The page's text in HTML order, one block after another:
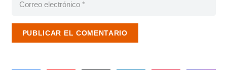
PUBLICAR EL COMENTARIO